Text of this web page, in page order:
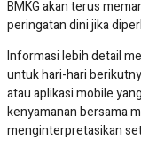
BMKG akan terus
peringatan dini jika
Informasi lebih detail
untuk hari-hari
atau aplikasi mobile
kenyamanan bersama
menginterpretasikan